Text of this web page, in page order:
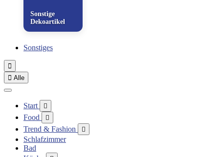
Sonstige
Dekoartikel
Sonstiges

 Alle
Start 
Food 
Trend & Fashion 
Schlafzimmer
Bad